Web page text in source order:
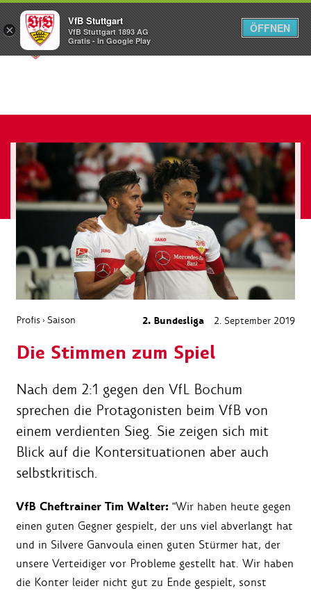
Menü
Profis › Saison 2. Bundesliga 2. September 2019
Die Stimmen zum Spiel
Nach dem 2:1 gegen den VfL Bochum
sprechen die Protagonisten beim VfB von
einem verdienten Sieg. Sie zeigen sich mit
Blick auf die Kontersituationen aber auch
selbstkritisch.
VfB Cheftrainer Tim Walter: "Wir haben heute gegen
einen guten Gegner gespielt, der uns viel abverlangt hat
und in Silvere Ganvoula einen guten Stürmer hat, der
unsere Verteidiger vor Probleme gestellt hat. Wir haben
die Konter leider nicht gut zu Ende gespielt, sonst
×
VfB Stuttgart
VfB Stuttgart 1893 AG
Gratis - In Google Play
ÖFFNEN